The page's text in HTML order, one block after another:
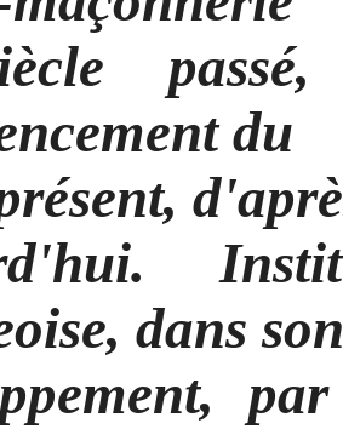
du
dans son